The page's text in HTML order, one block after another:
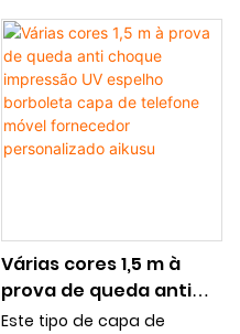
ODM/OEM fornecedor
aikusu
apenas para proteger seu
smartphone, mas também
para servir como uma peça
elegante e uma
ferramenta prática.
Várias cores 1,5 m à
prova de queda anti
choque impressão UV
Este tipo de capa de